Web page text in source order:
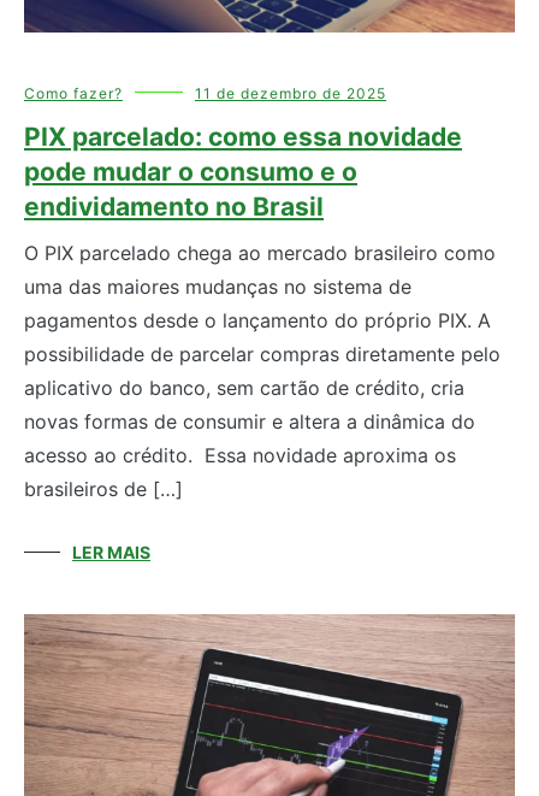
Como fazer? 11 de dezembro de 2025
PIX parcelado: como essa novidade
pode mudar o consumo e o
endividamento no Brasil
O PIX parcelado chega ao mercado brasileiro como
uma das maiores mudanças no sistema de
pagamentos desde o lançamento do próprio PIX. A
possibilidade de parcelar compras diretamente pelo
aplicativo do banco, sem cartão de crédito, cria
novas formas de consumir e altera a dinâmica do
acesso ao crédito. Essa novidade aproxima os
brasileiros de […]
LER MAIS